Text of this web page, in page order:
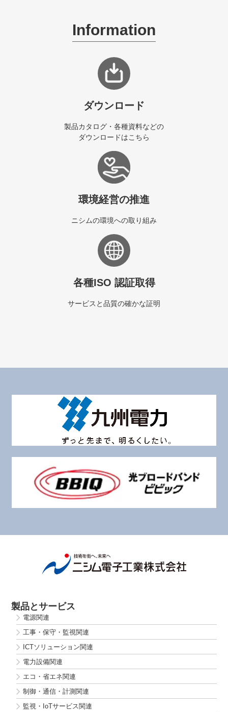
Information
ダウンロード
製品カタログ・各種資料などの
ダウンロードはこちら
環境経営の推進
ニシムの環境への取り組み
各種ISO 認証取得
サービスと品質の確かな証明
製品とサービス
電源関連
工事・保守・監視関連
ICTソリューション関連
電力設備関連
エコ・省エネ関連
制御・通信・計測関連
監視・IoTサービス関連